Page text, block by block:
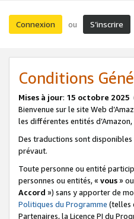
Connexion ou S’inscrire
Conditions
Mises à jour: 15 octobre 2025
Bienvenue sur le site Web
les différentes entités d’Amazon,
Des traductions sont disponibles
prévaut.
Toute personne ou entité
personnes ou entités, « vous»
Accord ») sans y apporter de
Politiques du Programme (telles
Partenaires, la Licence PI du